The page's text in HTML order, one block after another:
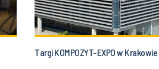
Targi KOMPOZYT-EXPO w Krakowie